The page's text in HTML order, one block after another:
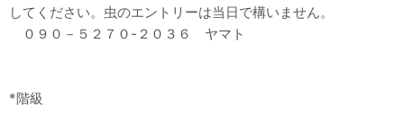
してください。虫のエントリーは当日で構いません。
０９０－５２７０-２０３６ ヤマト
*階級